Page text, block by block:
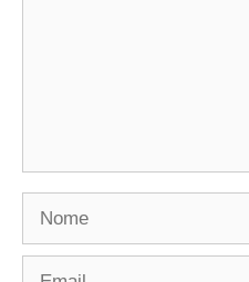
Nome
Email